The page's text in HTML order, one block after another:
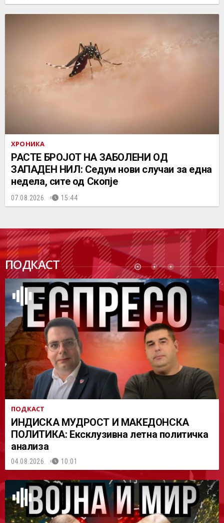
ХРОНИКА
РАСТЕ БРОЈОТ НА ЗАБОЛЕНИ ОД
ЗАПАДЕН НИЛ: Седум нови случаи за една
недела, сите од Скопје
07.08.2026. 15:44
ПОДКАСТ
ПОДК
АСТ
ПОДКАСТ
ИНДИСКА МУДРОСТ И МАКЕДОНСКА
ПОЛИТИКА: Ексклузивна летна политичка
анализа
04.08.2026. 10:01